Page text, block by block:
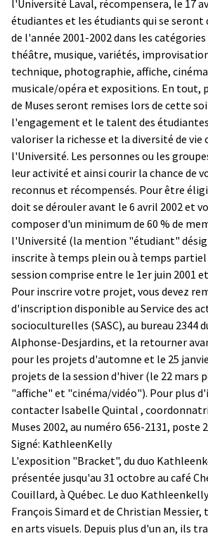
l'Université Laval, récompensera, le 17
étudiantes et les étudiants qui se seront
de l'année 2001-2002 dans les
théâtre, musique, variétés,
technique, photographie, affiche,
musicale/opéra et expositions. En tout,
de Muses seront remises lors de cette
l'engagement et le talent des
valoriser la richesse et la diversité de vie
l'Université. Les personnes ou les
leur activité et ainsi courir la chance de
reconnus et récompensés. Pour être
doit se dérouler avant le 6 avril 2002 et
composer d'un minimum de 60 % de
l'Université (la mention "étudiant"
inscrite à temps plein ou à temps partiel
session comprise entre le 1er juin 2001
Pour inscrire votre projet, vous devez
d'inscription disponible au Service des
socioculturelles (SASC), au bureau 2344
Alphonse-Desjardins, et la retourner
pour les projets d'automne et le 25
projets de la session d'hiver (le 22 mars
"affiche" et "cinéma/vidéo"). Pour plus
contacter Isabelle Quintal ,
Muses 2002, au numéro 656-2131, poste
Signé: KathleenKelly
L'exposition "Bracket", du duo
présentée jusqu'au 31 octobre au café
Couillard, à Québec. Le duo
François Simard et de Christian Messier,
en arts visuels. Depuis plus d'un an, ils